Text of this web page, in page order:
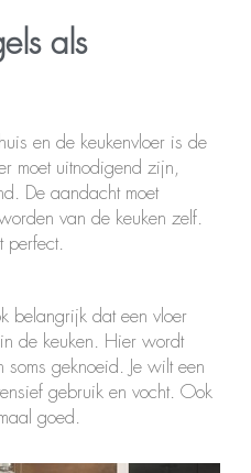
als
en de keukenvloer is de
moet uitnodigend zijn,
De aandacht moet
van de keuken zelf.
perfect.
belangrijk dat een vloer
de keuken. Hier wordt
soms geknoeid. Je wilt een
gebruik en vocht. Ook
goed.